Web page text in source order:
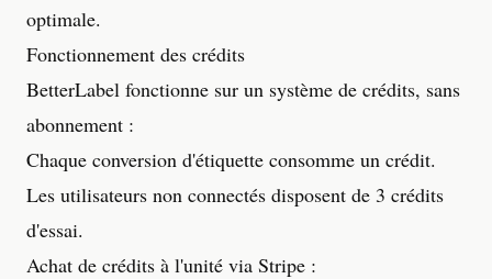
optimale.
Fonctionnement des crédits
BetterLabel fonctionne sur un système de crédits, sans
abonnement :
Chaque conversion d'étiquette consomme un crédit.
Les utilisateurs non connectés disposent de 3 crédits
d'essai.
Achat de crédits à l'unité via Stripe :